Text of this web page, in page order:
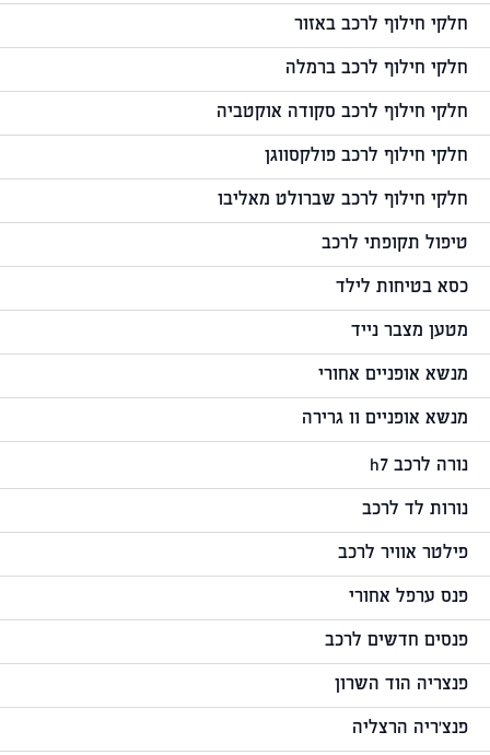
חלקי חילוף לרכב באזור
חלקי חילוף לרכב ברמלה
חלקי חילוף לרכב סקודה אוקטביה
חלקי חילוף לרכב פולקסווגן
חלקי חילוף לרכב שברולט מאליבו
טיפול תקופתי לרכב
כסא בטיחות לילד
מטען מצבר נייד
מנשא אופניים אחורי
מנשא אופניים וו גרירה
נורה לרכב h7
נורות לד לרכב
פילטר אוויר לרכב
פנס ערפל אחורי
פנסים חדשים לרכב
פנצריה הוד השרון
פנצ'ריה הרצליה